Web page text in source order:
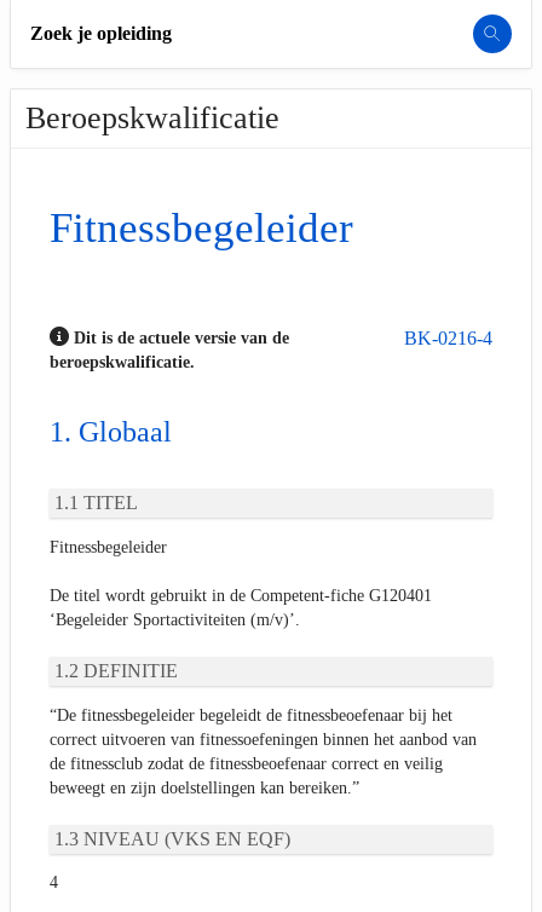
Zoek je opleiding
Beroepskwalificatie
Fitnessbegeleider
BK-0216-4
Dit is de actuele versie van de
beroepskwalificatie.
Globaal
TITEL
Fitnessbegeleider
De titel wordt gebruikt in de Competent-fiche G120401
‘Begeleider Sportactiviteiten (m/v)’.
DEFINITIE
“De fitnessbegeleider begeleidt de fitnessbeoefenaar bij het
correct uitvoeren van fitnessoefeningen binnen het aanbod van
de fitnessclub zodat de fitnessbeoefenaar correct en veilig
beweegt en zijn doelstellingen kan bereiken.”
NIVEAU (VKS EN EQF)
4